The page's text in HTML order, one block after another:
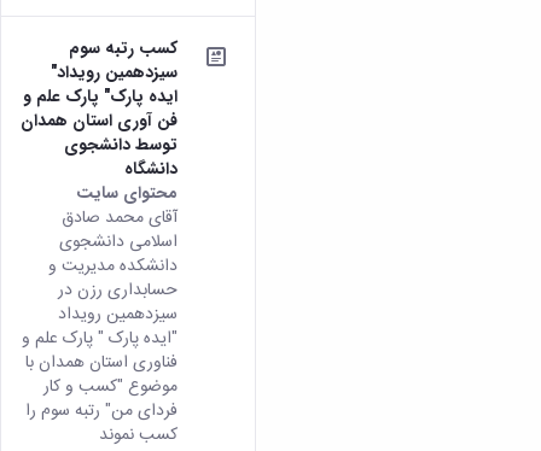
کسب رتبه سوم
سیزدهمین رویداد"
ایده پارک" پارک علم و
فن آوری استان همدان
توسط دانشجوی
دانشگاه
محتوای سایت
آقای محمد صادق
اسلامی دانشجوی
دانشکده مدیریت و
حسابداری رزن در
سیزدهمین رویداد
"ایده پارک " پارک علم و
فناوری استان همدان با
موضوع "کسب و کار
فردای من" رتبه سوم را
کسب نموند